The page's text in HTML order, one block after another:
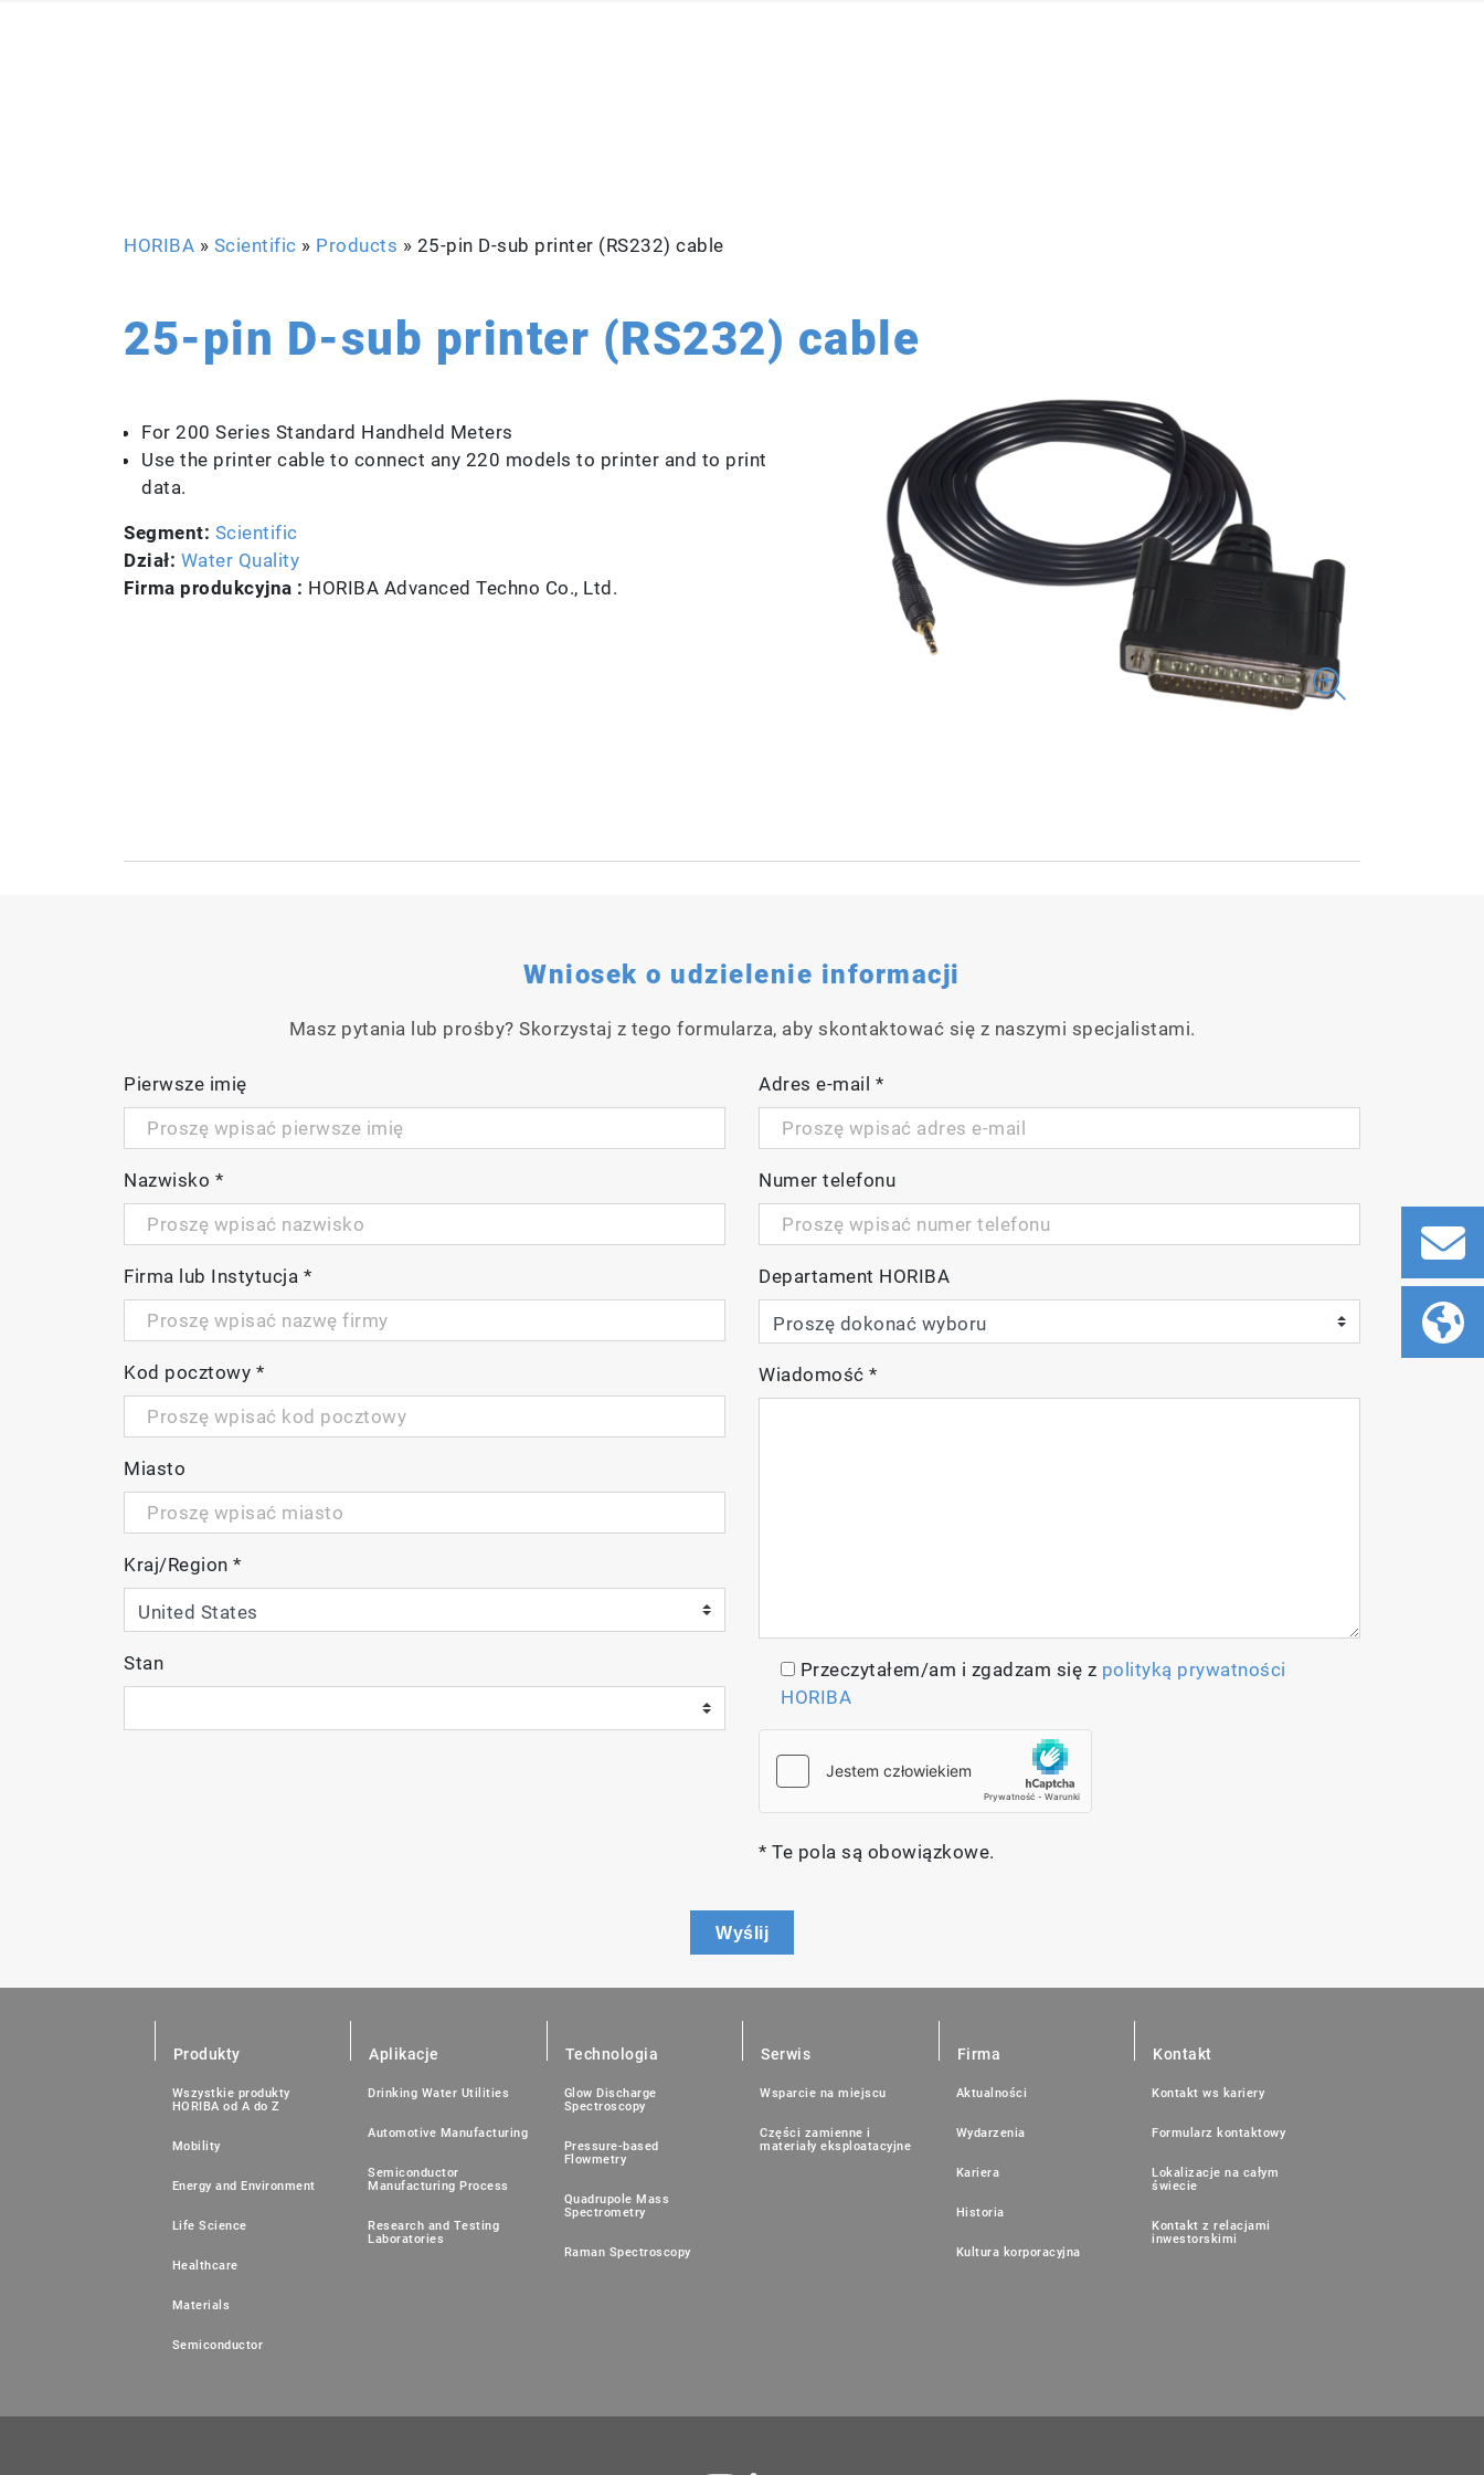
HORIBA » Scientific » Products » 25-pin D-sub printer (RS232) cable
25-pin D-sub printer (RS232) cable
For 200 Series Standard Handheld Meters
Use the printer cable to connect any 220 models to printer and to print
data.
Segment: Scientific
Dział: Water Quality
Firma produkcyjna : HORIBA Advanced Techno Co., Ltd.
Wniosek o udzielenie informacji
Masz pytania lub prośby? Skorzystaj z tego formularza, aby skontaktować się z naszymi specjalistami.
Pierwsze imię
Nazwisko *
Firma lub Instytucja *
Kod pocztowy *
Miasto
Kraj/Region *
Stan
Adres e-mail *
Numer telefonu
Departament HORIBA
Wiadomość *
Przeczytałem/am i zgadzam się z polityką prywatności
HORIBA
* Te pola są obowiązkowe.
Wyślij
Produkty
Wszystkie produkty
HORIBA od A do Z
Mobility
Energy and Environment
Life Science
Healthcare
Materials
Semiconductor
Aplikacje
Drinking Water Utilities
Automotive Manufacturing
Semiconductor
Manufacturing Process
Research and Testing
Laboratories
Technologia
Glow Discharge
Spectroscopy
Pressure-based
Flowmetry
Quadrupole Mass
Spectrometry
Raman Spectroscopy
Serwis
Wsparcie na miejscu
Części zamienne i
materiały eksploatacyjne
Firma
Aktualności
Wydarzenia
Kariera
Historia
Kultura korporacyjna
Kontakt
Kontakt ws kariery
Formularz kontaktowy
Lokalizacje na całym
świecie
Kontakt z relacjami
inwestorskimi